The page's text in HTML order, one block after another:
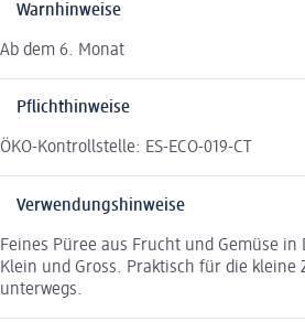
Warnhinweise
Ab dem 6. Monat
Pflichthinweise
ÖKO-Kontrollstelle: ES-ECO-019-CT
Verwendungshinweise
Feines Püree aus Frucht und Gemüse
Klein und Gross. Praktisch für die kleine
unterwegs.